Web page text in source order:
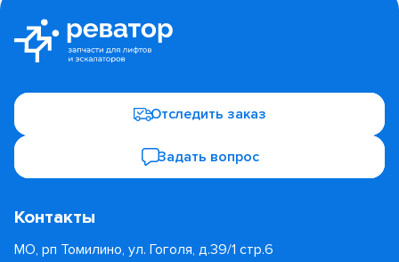
Отследить заказ
Задать вопрос
Контакты
МО, рп Томилино, ул. Гоголя, д.39/1 стр.6